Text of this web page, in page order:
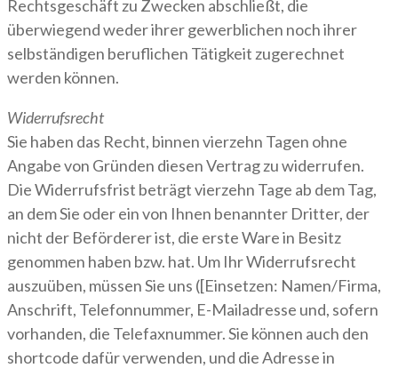
Rechtsgeschäft zu Zwecken abschließt, die
überwiegend weder ihrer gewerblichen noch ihrer
selbständigen beruflichen Tätigkeit zugerechnet
werden können.
Widerrufsrecht
Sie haben das Recht, binnen vierzehn Tagen ohne
Angabe von Gründen diesen Vertrag zu widerrufen.
Die Widerrufsfrist beträgt vierzehn Tage ab dem Tag,
an dem Sie oder ein von Ihnen benannter Dritter, der
nicht der Beförderer ist, die erste Ware in Besitz
genommen haben bzw. hat. Um Ihr Widerrufsrecht
auszuüben, müssen Sie uns ([Einsetzen: Namen/Firma,
Anschrift, Telefonnummer, E-Mailadresse und, sofern
vorhanden, die Telefaxnummer. Sie können auch den
shortcode dafür verwenden, und die Adresse in